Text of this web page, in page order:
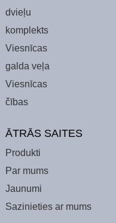
dvieļu
komplekts
Viesnīcas
galda veļa
Viesnīcas
čības
ĀTRĀS SAITES
Produkti
Par mums
Jaunumi
Sazinieties ar mums